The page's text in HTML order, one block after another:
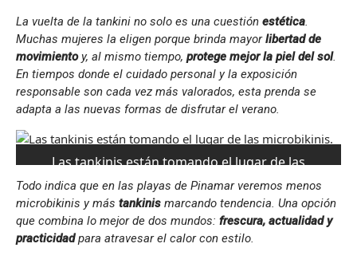
La vuelta de la tankini no solo es una cuestión estética.
Muchas mujeres la eligen porque brinda mayorlibertad de
movimientoy, al mismo tiempo, protege mejor la piel del sol.
En tiempos donde el cuidado personal y la exposición
responsable son cada vez más valorados, esta prenda se
adapta a las nuevas formas de disfrutar el verano.
Las tankinis están tomando el lugar de las
Todo indica que en las playas de Pinamar veremos menos
microbikinis y más tankinis marcando tendencia. Una opción
que combina lo mejor de dos mundos: frescura, actualidad y
practicidadpara atravesar el calor con estilo.